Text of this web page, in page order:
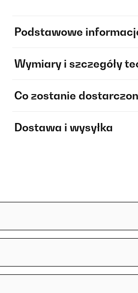
Podstawowe
Wymiary i szczegóły
Co zostanie
Dostawa i wysyłka